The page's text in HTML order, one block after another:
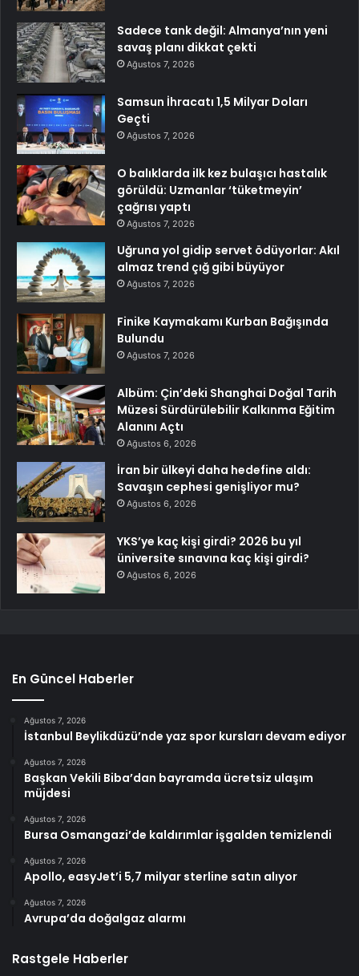
Sadece tank değil: Almanya’nın yeni
savaş planı dikkat çekti
Ağustos 7, 2026
Samsun İhracatı 1,5 Milyar Doları
Geçti
Ağustos 7, 2026
O balıklarda ilk kez bulaşıcı hastalık
görüldü: Uzmanlar ‘tüketmeyin’
çağrısı yaptı
Ağustos 7, 2026
Uğruna yol gidip servet ödüyorlar: Akıl
almaz trend çığ gibi büyüyor
Ağustos 7, 2026
Finike Kaymakamı Kurban Bağışında
Bulundu
Ağustos 7, 2026
Albüm: Çin’deki Shanghai Doğal Tarih
Müzesi Sürdürülebilir Kalkınma Eğitim
Alanını Açtı
Ağustos 6, 2026
İran bir ülkeyi daha hedefine aldı:
Savaşın cephesi genişliyor mu?
Ağustos 6, 2026
YKS’ye kaç kişi girdi? 2026 bu yıl
üniversite sınavına kaç kişi girdi?
Ağustos 6, 2026
En Güncel Haberler
Ağustos 7, 2026
İstanbul Beylikdüzü’nde yaz spor kursları devam ediyor
Ağustos 7, 2026
Başkan Vekili Biba’dan bayramda ücretsiz ulaşım
müjdesi
Ağustos 7, 2026
Bursa Osmangazi’de kaldırımlar işgalden temizlendi
Ağustos 7, 2026
Apollo, easyJet’i 5,7 milyar sterline satın alıyor
Ağustos 7, 2026
Avrupa’da doğalgaz alarmı
Rastgele Haberler